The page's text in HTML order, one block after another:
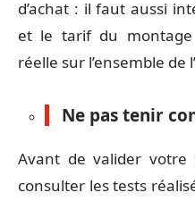
d’achat : il faut aussi
et le tarif du montage
réelle sur l’ensemble de
Ne pas tenir
Avant de valider votre
consulter les tests